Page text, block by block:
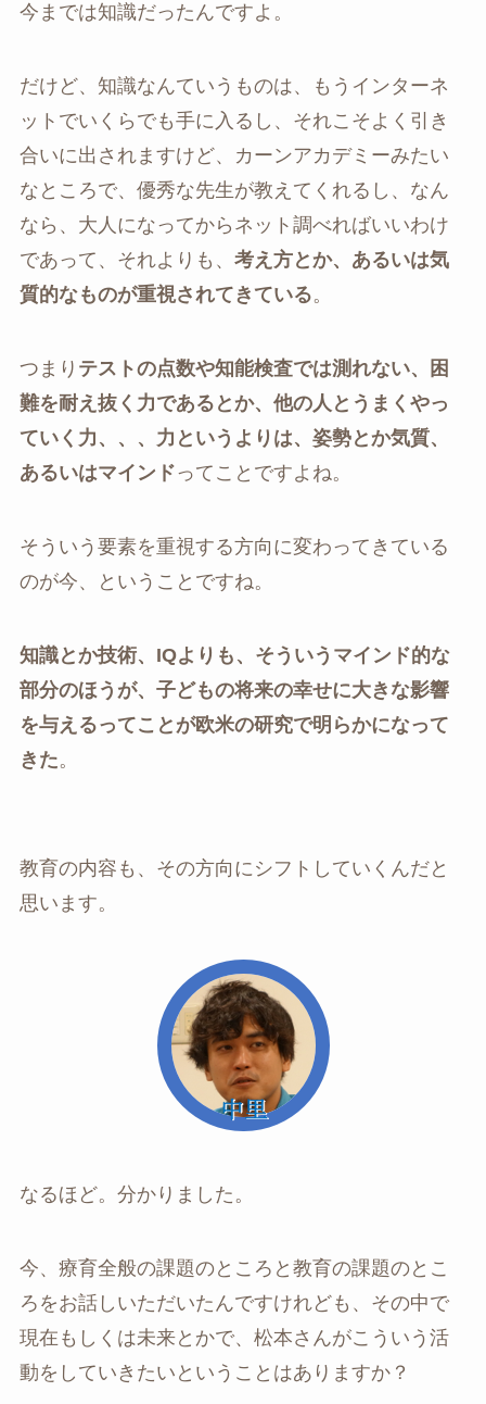
今までは知識だったんですよ。
だけど、知識なんていうものは、もうインターネ
ットでいくらでも手に入るし、それこそよく引き
合いに出されますけど、カーンアカデミーみたい
なところで、優秀な先生が教えてくれるし、なん
なら、大人になってからネット調べればいいわけ
であって、それよりも、 考え方とか、あるいは気
質的なものが重視されてきている。
つまり テストの点数や知能検査では測れない、困
難を耐え抜く力であるとか、他の人とうまくやっ
ていく力、、、力というよりは、姿勢とか気質、
あるいはマインドってことですよね。
そういう要素を重視する方向に変わってきている
のが今、ということですね。
知識とか技術、IQよりも、そういうマインド的な
部分のほうが、子どもの将来の幸せに大きな影響
を与えるってことが欧米の研究で明らかになって
きた。
教育の内容も、その方向にシフトしていくんだと
思います。
なるほど。分かりました。
今、療育全般の課題のところと教育の課題のとこ
ろをお話しいただいたんですけれども、その中で
現在もしくは未来とかで、松本さんがこういう活
動をしていきたいということはありますか？